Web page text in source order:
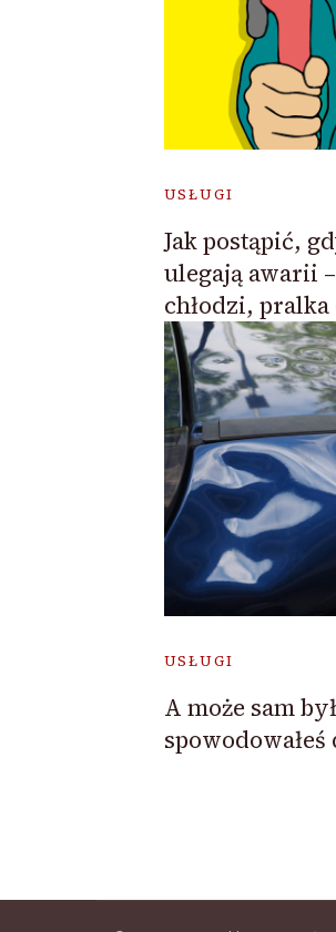
USŁUGI
Jak postąpić,
ulegają awarii
chłodzi, pralka
USŁUGI
A może sam